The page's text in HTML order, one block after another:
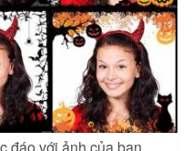
đáo với ảnh của bạn